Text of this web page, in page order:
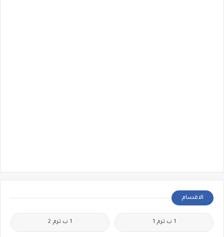
الاقسام
1 ب ترم 1 1 ب ترم 2